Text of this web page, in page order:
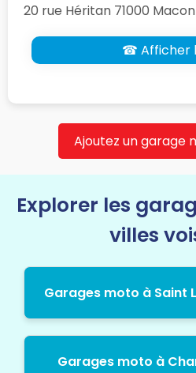
20 rue Héritan 71000 Macon
☎ Afficher
Ajoutez un garage
Explorer les
villes
Garages moto à Saint
Garages moto à